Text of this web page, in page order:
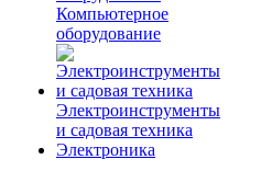
Компьютерное
оборудование
Электроинструменты
и садовая техника
Электроника